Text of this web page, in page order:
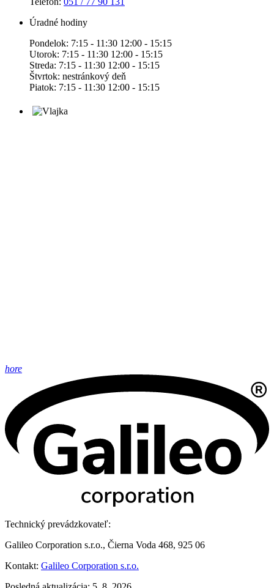
Úradné hodiny
Pondelok: 7:15 - 11:30 12:00 - 15:15
Utorok: 7:15 - 11:30 12:00 - 15:15
Streda: 7:15 - 11:30 12:00 - 15:15
Štvrtok: nestránkový deň
Piatok: 7:15 - 11:30 12:00 - 15:15
hore
Technický prevádzkovateľ:
Galileo Corporation s.r.o., Čierna Voda 468, 925 06
Kontakt: Galileo Corporation s.r.o.